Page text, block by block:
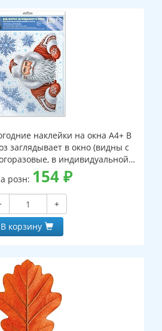
наклейки на окна А4+ В
заглядывает в окно (видны с
в индивидуальной
и клеевым клапаном)
розн: 154₽
+
В корзину